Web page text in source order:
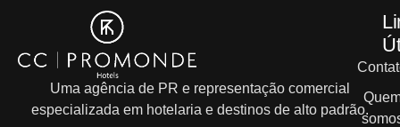
Uma agência de PR e representação comercial
especializada em hotelaria e destinos de alto padrão.